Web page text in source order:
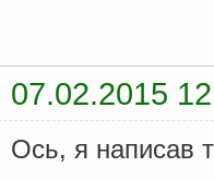
07.02.2015
Ось, я написав